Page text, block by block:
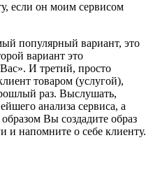
если он моим сервисом
популярный вариант, это
вариант это
И третий, просто
товаром (услугой),
раз. Выслушать,
анализа сервиса, а
Вы создадите образ
и напомните о себе клиенту.